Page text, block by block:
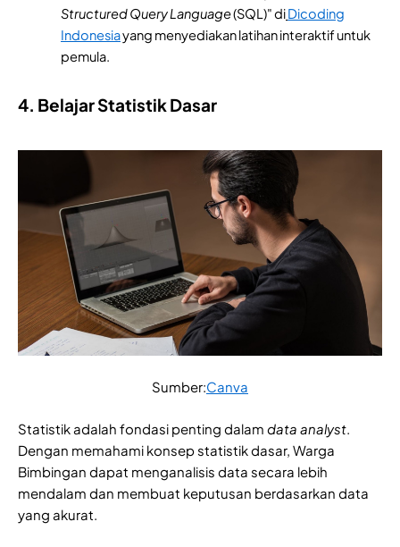
Structured Query Language(SQL)" diDicoding
Indonesiayang menyediakan latihan interaktif untuk
pemula.
4. Belajar Statistik Dasar
Sumber:Canva
Statistik adalah fondasi penting dalam data analyst.
Dengan memahami konsep statistik dasar, Warga
Bimbingan dapat menganalisis data secara lebih
mendalam dan membuat keputusan berdasarkan data
yang akurat.